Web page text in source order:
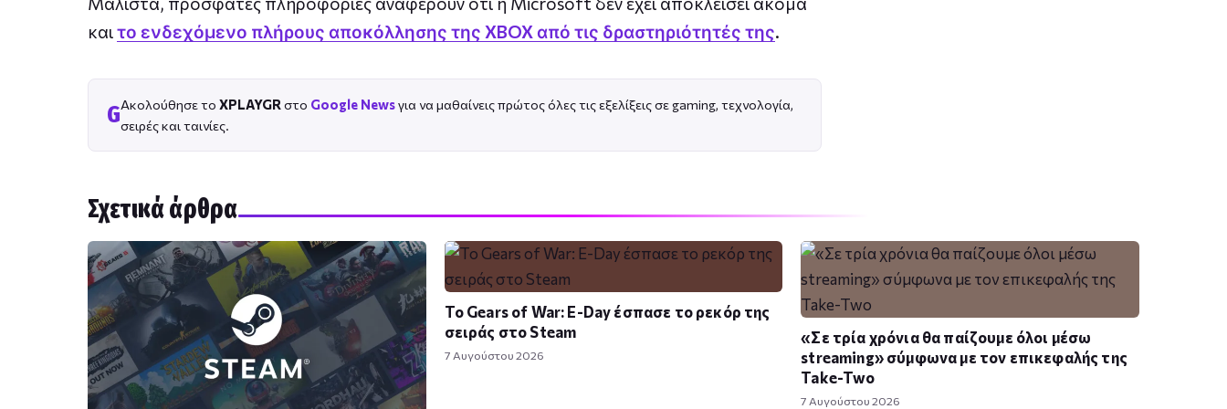
καιτο ενδεχόμενο πλήρους αποκόλλησης της XBOX από τις δραστηριότητές της.
GΑκολούθησε το XPLAYGR στο Google Newsγια να μαθαίνεις πρώτος όλες τις εξελίξεις σε gaming, τεχνολογία,
σειρές και ταινίες.
Σχετικά άρθρα
Το Gears of War: E-Day έσπασε το ρεκόρ της
σειράς στο Steam
7 Αυγούστου 2026
«Σε τρία χρόνια θα παίζουμε όλοι μέσω
streaming» σύμφωνα με τον επικεφαλής της
Take-Two
7 Αυγούστου 2026